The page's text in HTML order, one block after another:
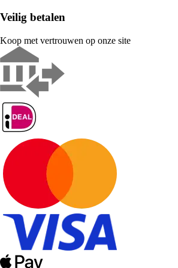
Veilig betalen
Koop met vertrouwen op onze site